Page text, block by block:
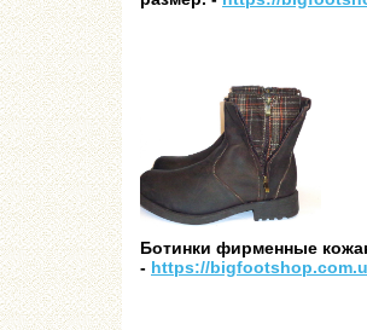
Ботинки фирменные
- https://